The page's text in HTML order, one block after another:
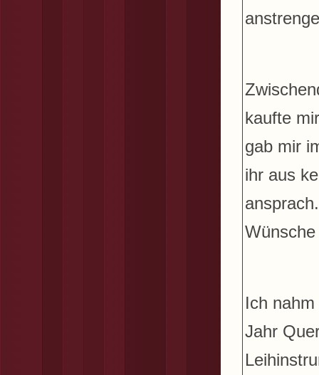
kaufte
gab mir
ihr aus
Ich
Jahr